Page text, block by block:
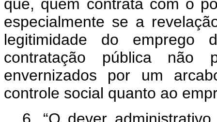
que, quem contrata com o
especialmente se a
legitimidade do
contratação pública não
envernizados por um
controle social quanto ao